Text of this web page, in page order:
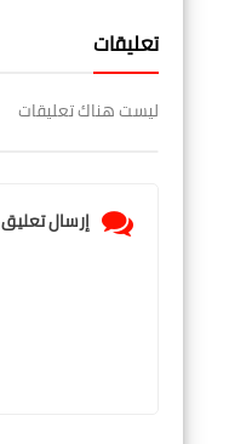
تعليقات
ليست هناك تعليقات
إرسال تعليق